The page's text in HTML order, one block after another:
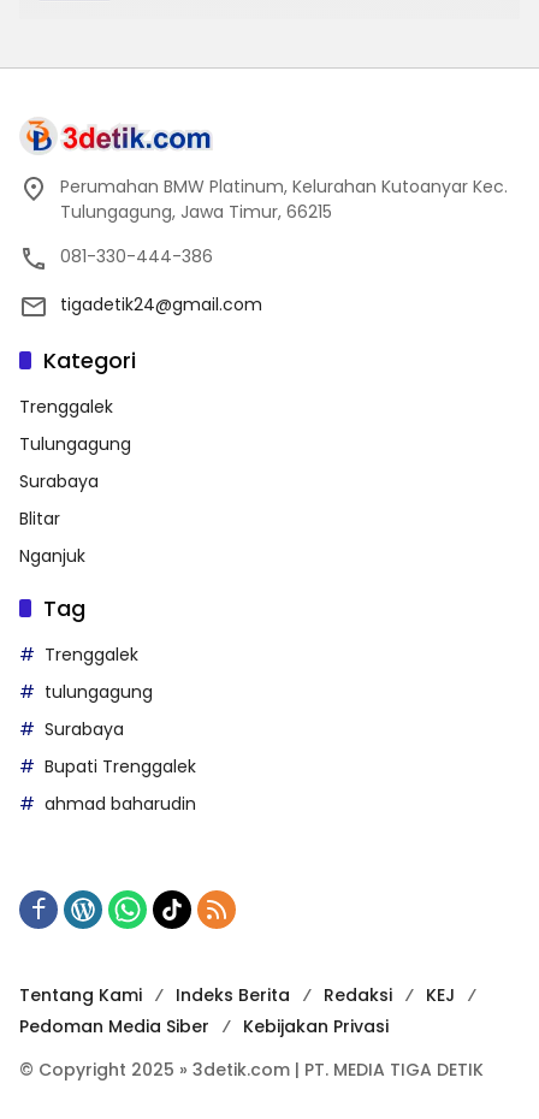
Perumahan BMW Platinum, Kelurahan Kutoanyar Kec.
Tulungagung, Jawa Timur, 66215
081-330-444-386
tigadetik24@gmail.com
Kategori
Trenggalek
Tulungagung
Surabaya
Blitar
Nganjuk
Tag
Trenggalek
tulungagung
Surabaya
Bupati Trenggalek
ahmad baharudin
Tentang Kami Indeks Berita Redaksi
KEJ
Pedoman Media Siber
Kebijakan Privasi
© Copyright 2025 » 3detik.com | PT. MEDIA TIGA DETIK